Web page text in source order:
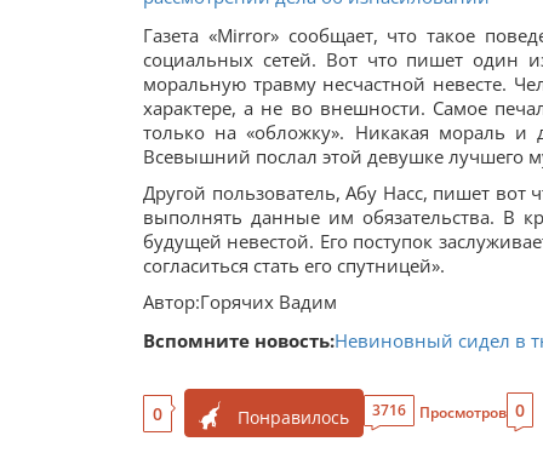
Газета «Mirror» сообщает, что такое
социальных сетей. Вот что пишет один
моральную травму несчастной невесте.
характере, а не во внешности. Самое
только на «обложку». Никакая мораль
Всевышний послал этой девушке лучшего
Другой пользователь, Абу Насс, пишет вот
выполнять данные им обязательства. В
будущей невестой. Его поступок
согласиться стать его спутницей».
Автор:Горячих Вадим
Вспомните новость:Невиновный сидел в
0 Понравилось 3716 Просмотров 0